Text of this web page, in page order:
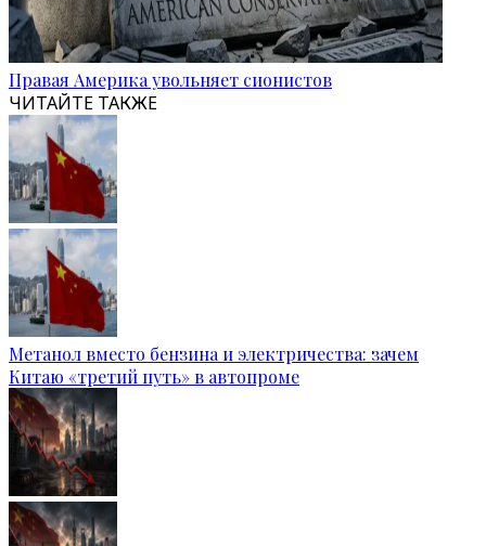
Правая Америка увольняет сионистов
ЧИТАЙТЕ ТАКЖЕ
Метанол вместо бензина и электричества: зачем
Китаю «третий путь» в автопроме